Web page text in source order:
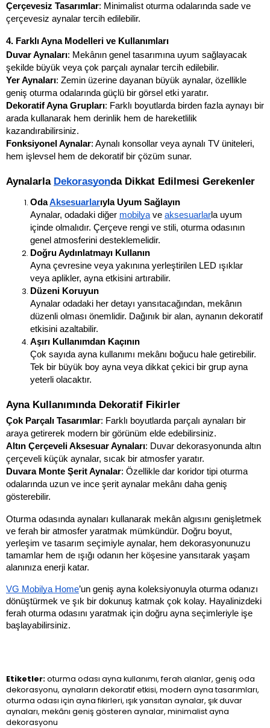
Çerçevesiz Tasarımlar: Minimalist oturma odalarında sade ve
çerçevesiz aynalar tercih edilebilir.
4. Farklı Ayna Modelleri ve Kullanımları
Duvar Aynaları: Mekânın genel tasarımına uyum sağlayacak
şekilde büyük veya çok parçalı aynalar tercih edilebilir.
Yer Aynaları: Zemin üzerine dayanan büyük aynalar, özellikle
geniş oturma odalarında güçlü bir görsel etki yaratır.
Dekoratif Ayna Grupları: Farklı boyutlarda birden fazla aynayı bir
arada kullanarak hem derinlik hem de hareketlilik
kazandırabilirsiniz.
Fonksiyonel Aynalar: Aynalı konsollar veya aynalı TV üniteleri,
hem işlevsel hem de dekoratif bir çözüm sunar.
Aynalarla Dekorasyonda Dikkat Edilmesi Gerekenler
Oda Aksesuarlarıyla Uyum Sağlayın
Aynalar, odadaki diğer mobilya ve aksesuarlarla uyum
içinde olmalıdır. Çerçeve rengi ve stili, oturma odasının
genel atmosferini desteklemelidir.
Doğru Aydınlatmayı Kullanın
Ayna çevresine veya yakınına yerleştirilen LED ışıklar
veya aplikler, ayna etkisini artırabilir.
Düzeni Koruyun
Aynalar odadaki her detayı yansıtacağından, mekânın
düzenli olması önemlidir. Dağınık bir alan, aynanın dekoratif
etkisini azaltabilir.
Aşırı Kullanımdan Kaçının
Çok sayıda ayna kullanımı mekânı boğucu hale getirebilir.
Tek bir büyük boy ayna veya dikkat çekici bir grup ayna
yeterli olacaktır.
Ayna Kullanımında Dekoratif Fikirler
Çok Parçalı Tasarımlar: Farklı boyutlarda parçalı aynaları bir
araya getirerek modern bir görünüm elde edebilirsiniz.
Altın Çerçeveli Aksesuar Aynaları: Duvar dekorasyonunda altın
çerçeveli küçük aynalar, sıcak bir atmosfer yaratır.
Duvara Monte Şerit Aynalar: Özellikle dar koridor tipi oturma
odalarında uzun ve ince şerit aynalar mekânı daha geniş
gösterebilir.
Oturma odasında aynaları kullanarak mekân algısını genişletmek
ve ferah bir atmosfer yaratmak mümkündür. Doğru boyut,
yerleşim ve tasarım seçimiyle aynalar, hem dekorasyonunuzu
tamamlar hem de ışığı odanın her köşesine yansıtarak yaşam
alanınıza enerji katar.
VG Mobilya Home’un geniş ayna koleksiyonuyla oturma odanızı
dönüştürmek ve şık bir dokunuş katmak çok kolay. Hayalinizdeki
ferah oturma odasını yaratmak için doğru ayna seçimleriyle işe
başlayabilirsiniz.
Etiketler:oturma odası ayna kullanımı, ferah alanlar, geniş oda
dekorasyonu, aynaların dekoratif etkisi, modern ayna tasarımları,
oturma odası için ayna fikirleri, ışık yansıtan aynalar, şık duvar
aynaları, mekânı geniş gösteren aynalar, minimalist ayna
dekorasyonu